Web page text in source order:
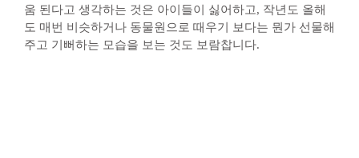
움 된다고 생각하는 것은 아이들이 싫어하고, 작년도 올해
도 매번 비슷하거나 동물원으로 때우기 보다는 뭔가 선물해
주고 기뻐하는 모습을 보는 것도 보람찹니다.